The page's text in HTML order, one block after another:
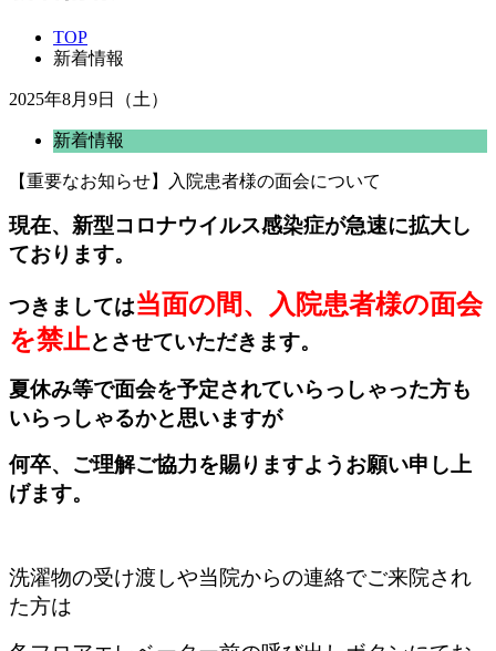
TOP
新着情報
2025年8月9日（土）
新着情報
【重要なお知らせ】入院患者様の面会について
現在、新型コロナウイルス感染症が急速に拡大し
ております。
つきましては当面の間、入院患者様の面会
を禁止とさせていただきます。
夏休み等で面会を予定されていらっしゃった方も
いらっしゃるかと思いますが
何卒、ご理解ご協力を賜りますようお願い申し上
げます。
洗濯物の受け渡しや当院からの連絡でご来院され
た方は